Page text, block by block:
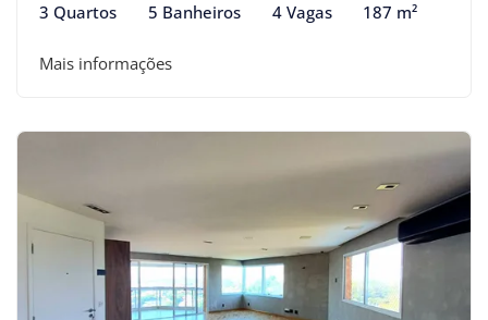
3 Quartos 5 Banheiros 4 Vagas 187 m²
Mais informações